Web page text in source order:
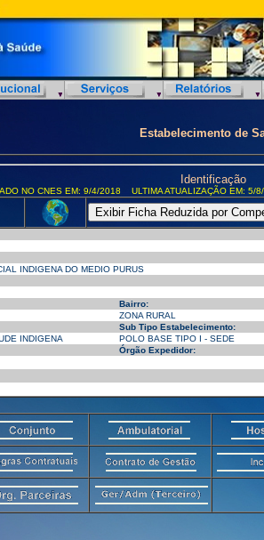
Estabelecimento de
Identificação
NO CNES EM: 9/4/2018 ULTIMA ATUALIZAÇÃO EM:
INDIGENA DO MEDIO PURUS
Bairro:
ZONA RURAL
Sub Tipo Estabelecimento:
INDIGENA
POLO BASE TIPO I - SEDE
Órgão Expedidor: